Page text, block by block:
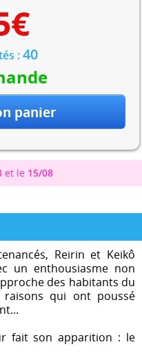
€
:40
et le 15/08
Reirin et Keikô
un enthousiasme non
des habitants du
raisons qui ont poussé
fait son apparition : le